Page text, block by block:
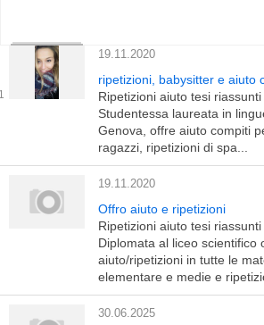
19.11.2020
ripetizioni, babysitter e aiuto
Ripetizioni aiuto tesi
Studentessa laureata in
Genova, offre aiuto compiti
ragazzi, ripetizioni di spa...
19.11.2020
Offro aiuto e ripetizioni
Ripetizioni aiuto tesi
Diplomata al liceo scientifico
aiuto/ripetizioni in tutte le
elementare e medie e
30.06.2025